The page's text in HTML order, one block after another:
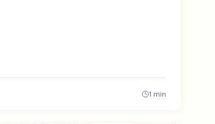
1 min